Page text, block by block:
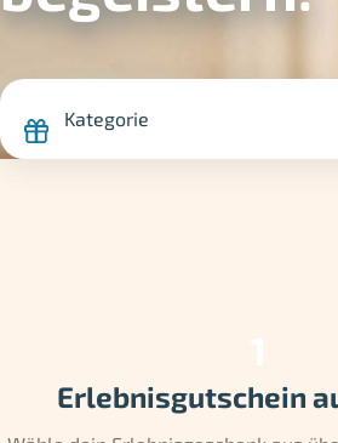
Kategorie
Erlebnisgutschein